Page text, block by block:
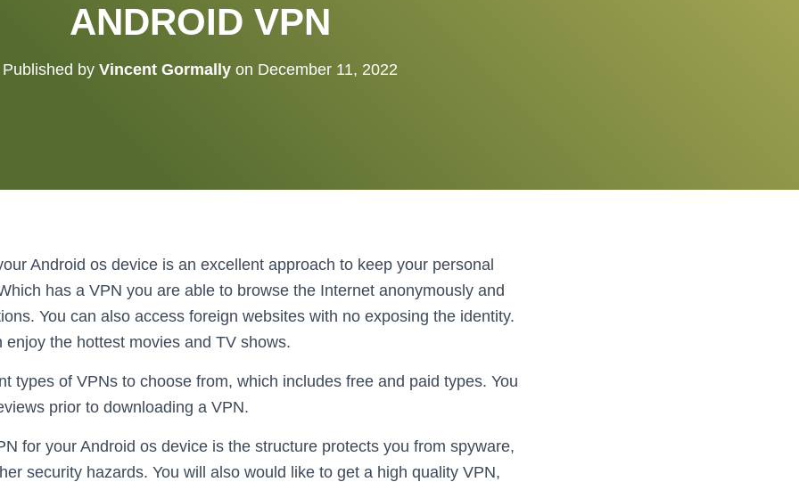
ANDROID VPN
Published by Vincent Gormallyon December 11, 2022
Android os device is an excellent approach to keep your personal
has a VPN you are able to browse the Internet anonymously and
You can also access foreign websites with no exposing the identity.
enjoy the hottest movies and TV shows.
types of VPNs to choose from, which includes free and paid types. You
prior to downloading a VPN.
for your Android os device is the structure protects you from spyware,
security hazards. You will also would like to get a high quality VPN,